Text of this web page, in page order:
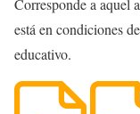
Corresponde a aquel
está en condiciones
educativo.